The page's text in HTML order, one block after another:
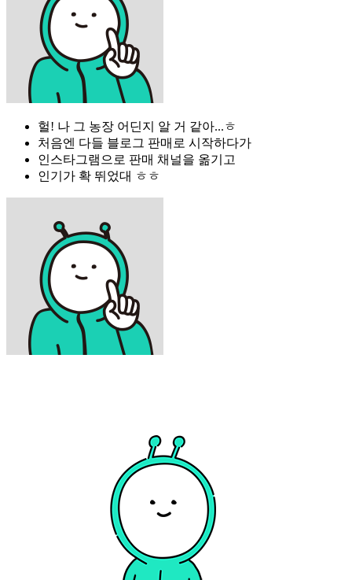
헐! 나 그 농장 어딘지 알 거 같아...ㅎ
처음엔 다들 블로그 판매로 시작하다가
인스타그램으로 판매 채널을 옮기고
인기가 확 뛰었대 ㅎㅎ